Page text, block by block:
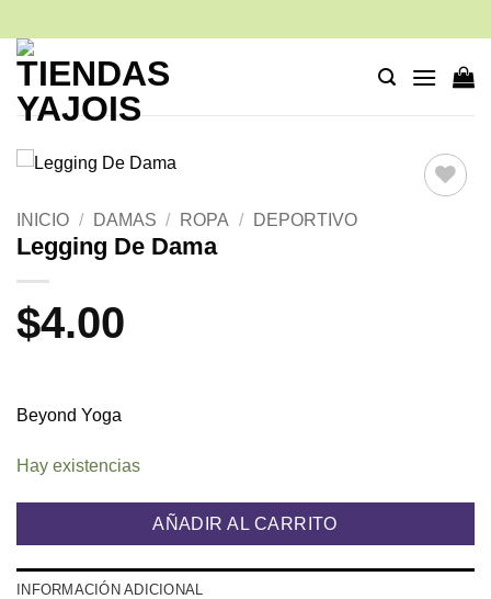
al
contenido
INICIO / DAMAS / ROPA / DEPORTIVO
Legging De Dama
$4.00
Beyond Yoga
Hay existencias
AÑADIR AL CARRITO
INFORMACIÓN ADICIONAL